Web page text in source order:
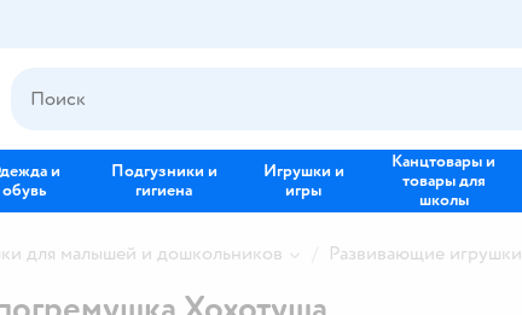
и
обувь
Подгузники и
гигиена
Игрушки и
игры
Канцтовары и
товары для
школы
для малышей и дошкольников Развивающие игрушки